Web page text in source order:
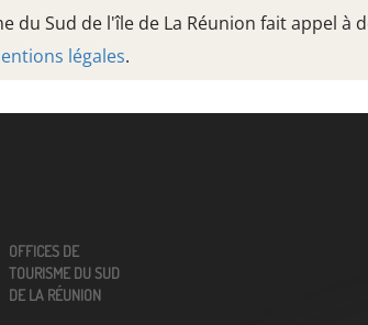
du Sud de l'île de La Réunion fait appel
légales.
OFFICES DE
TOURISME DU SUD
DE LA RÉUNION